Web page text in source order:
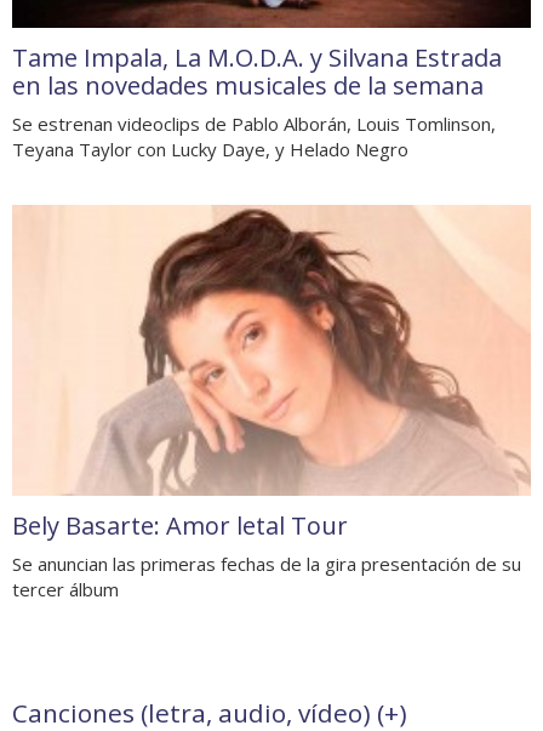
Tame Impala, La M.O.D.A. y Silvana Estrada
en las novedades musicales de la semana
Se estrenan videoclips de Pablo Alborán, Louis Tomlinson,
Teyana Taylor con Lucky Daye, y Helado Negro
Bely Basarte: Amor letal Tour
Se anuncian las primeras fechas de la gira presentación de su
tercer álbum
Canciones (letra, audio, vídeo) (+)